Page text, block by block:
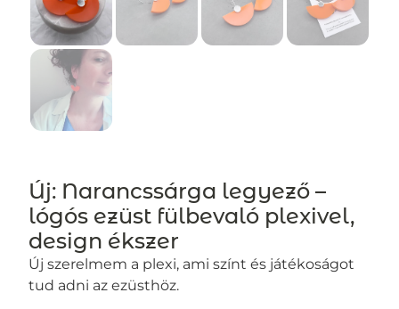
Új: Narancssárga legyező –
lógós ezüst fülbevaló plexivel,
design ékszer
Új szerelmem a plexi, ami színt és játékoságot
tud adni az ezüsthöz.